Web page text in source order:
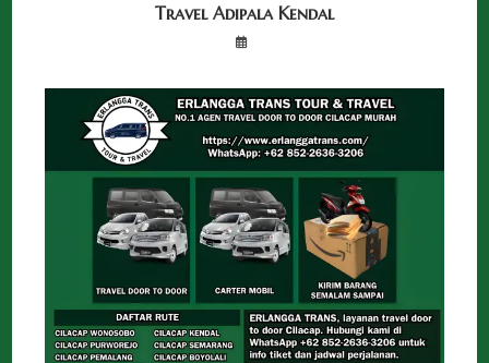
Travel Adipala Kendal